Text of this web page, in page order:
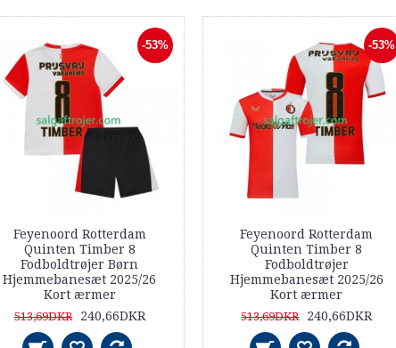
-53%
Feyenoord Rotterdam
Quinten Timber 8
Fodboldtrøjer Børn
Hjemmebanesæt 2025/26
Kort ærmer
513,69DKR 240,66DKR
-53%
Feyenoord Rotterdam
Quinten Timber 8
Fodboldtrøjer
Hjemmebanesæt 2025/26
Kort ærmer
513,69DKR 240,66DKR